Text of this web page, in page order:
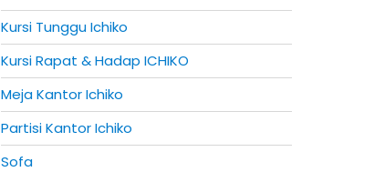
Kursi Tunggu Ichiko
Kursi Rapat & Hadap ICHIKO
Meja Kantor Ichiko
Partisi Kantor Ichiko
Sofa